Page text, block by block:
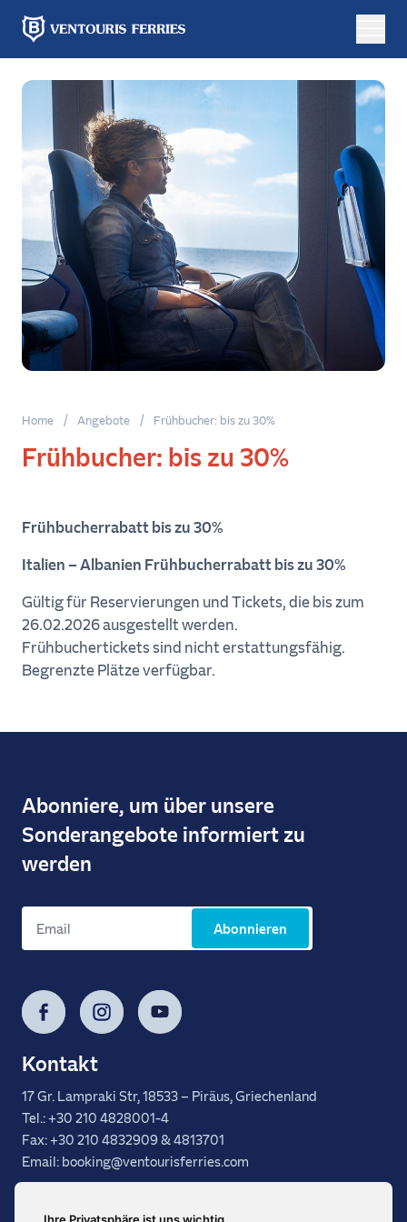
Buchung
Hin-
und
Rückfahrt
Einfachfahrt
Von
Nach
Abfahrt
Jetzt
buchen
Home / Angebote / Frühbucher: bis zu 30%
Frühbucher: bis zu 30%
Frühbucherrabatt bis zu 30%
Italien – Albanien Frühbucherrabatt bis zu 30%
Gültig für Reservierungen und Tickets, die bis zum
26.02.2026 ausgestellt werden.
Frühbuchertickets sind nicht erstattungsfähig.
Begrenzte Plätze verfügbar.
Abonniere, um über unsere
Sonderangebote informiert zu
werden
Abonnieren
Facebook InstagramYouTube
Kontakt
17 Gr. Lampraki Str, 18533 – Piräus, Griechenland
Tel.: +30 210 4828001-4
Fax: +30 210 4832909 & 4813701
Email: booking@ventourisferries.com